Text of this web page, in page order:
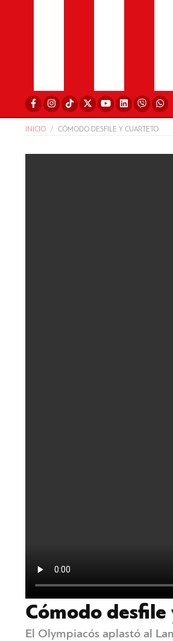
INICIO CÓMODO DESFILE Y CUARTETO
Cómodo
El Olympiacós aplastó al